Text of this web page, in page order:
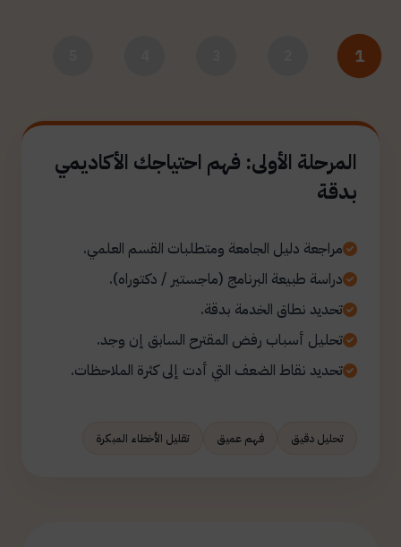
1
المرحلة الأولى: فهم احتياجك الأكاديمي
بدقة
مراجعة دليل الجامعة ومتطلبات القسم العلمي.
دراسة طبيعة البرنامج (ماجستير / دكتوراه).
تحديد نطاق الخدمة بدقة.
تحليل أسباب رفض المقترح السابق إن وجد.
تحديد نقاط الضعف التي أدت إلى كثرة الملاحظات.
تحليل دقيق فهم عميق تقليل الأخطاء المبكرة